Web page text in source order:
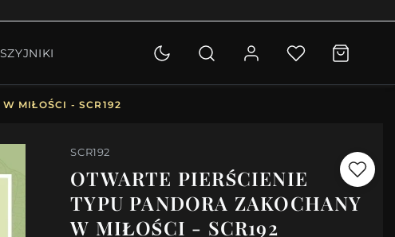
MIŁOŚCI - SCR192
SCR192
OTWARTE PIERŚCIENIE
TYPU PANDORA ZAKOCHANY
W MIŁOŚCI - SCR192